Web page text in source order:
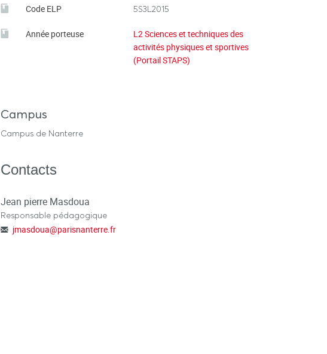
Code ELP 5S3L2015
Année porteuse
L2 Sciences et techniques des
activités physiques et sportives
(Portail STAPS)
Campus
Campus de Nanterre
Contacts
Jean pierre Masdoua
Responsable pédagogique
jmasdoua@parisnanterre.fr